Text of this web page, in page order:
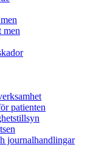
men
patienten
journalhandlingar